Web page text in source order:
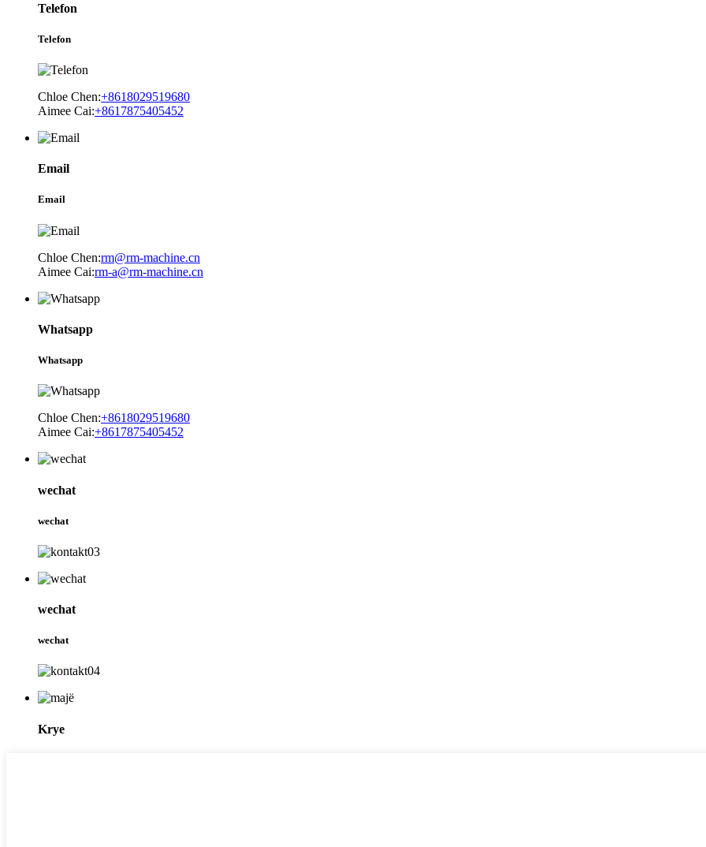
Telefon
Telefon
Chloe Chen:+8618029519680
Aimee Cai:+8617875405452
Email
Email
Chloe Chen:rm@rm-machine.cn
Aimee Cai:rm-a@rm-machine.cn
Whatsapp
Whatsapp
Chloe Chen:+8618029519680
Aimee Cai:+8617875405452
wechat
wechat
wechat
wechat
Krye